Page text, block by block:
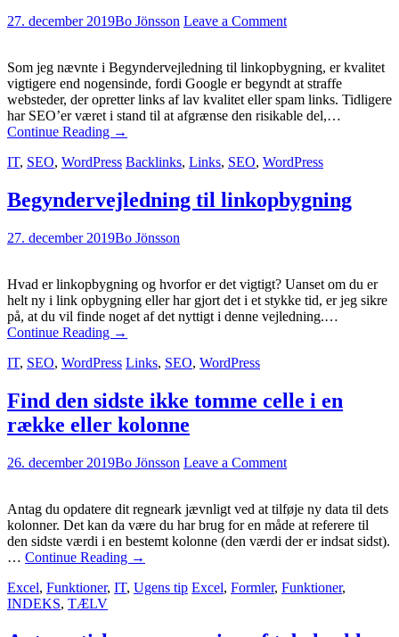
27. december 2019Bo Jönsson Leave a Comment
Som jeg nævnte i Begyndervejledning til linkopbygning, er kvalitet
vigtigere end nogensinde, fordi Google er begyndt at straffe
websteder, der opretter links af lav kvalitet eller spam links. Tidligere
har SEO’er været i stand til at afgrænse den risikable del,…
Continue Reading →
IT, SEO, WordPress Backlinks, Links, SEO, WordPress
Begyndervejledning til linkopbygning
27. december 2019Bo Jönsson
Hvad er linkopbygning og hvorfor er det vigtigt? Uanset om du er
helt ny i link opbygning eller har gjort det i et stykke tid, er jeg sikre
på, at du vil finde noget af det nyttigt i denne vejledning.…
Continue Reading →
IT, SEO, WordPress Links, SEO, WordPress
Find den sidste ikke tomme celle i en
række eller kolonne
26. december 2019Bo Jönsson Leave a Comment
Antag du opdatere dit regneark jævnligt ved at tilføje ny data til dets
kolonner. Det kan da være du har brug for en måde at referere til
den sidste værdi i en bestemt kolonne (den værdi der er indsat sidst).
… Continue Reading →
Excel, Funktioner, IT, Ugens tip Excel, Formler, Funktioner,
INDEKS, TÆLV